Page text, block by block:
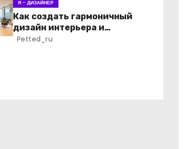
Я - ДИЗАЙНЕР
Как создать гармоничный
дизайн интерьера и
экстерьера коммерческого
Petted_ru